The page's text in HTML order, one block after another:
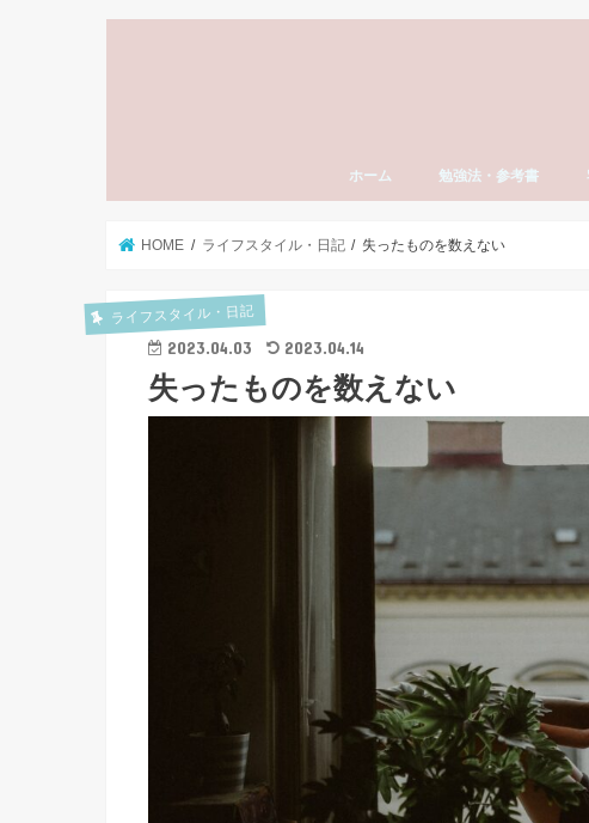
ホーム 勉強法・参考書
HOME ライフスタイル・日記 失ったものを数えない
ライフスタイル・日記
2023.04.03 2023.04.14
失ったものを数えない